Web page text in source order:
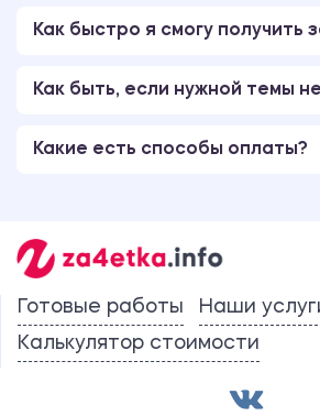
Как быстро я смогу получить
Как быть, если нужной темы
Какие есть способы оплаты?
Готовые работы
Наши
Калькулятор стоимости